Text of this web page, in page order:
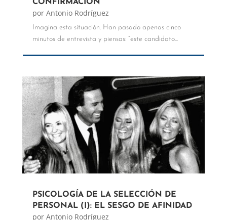
CONFIRMACIÓN
por Antonio Rodríguez
Imagina esta situación. Han pasado apenas cinco
minutos de entrevista y piensas: “este candidato...
PSICOLOGÍA DE LA SELECCIÓN DE
PERSONAL (I): EL SESGO DE AFINIDAD
por Antonio Rodríguez